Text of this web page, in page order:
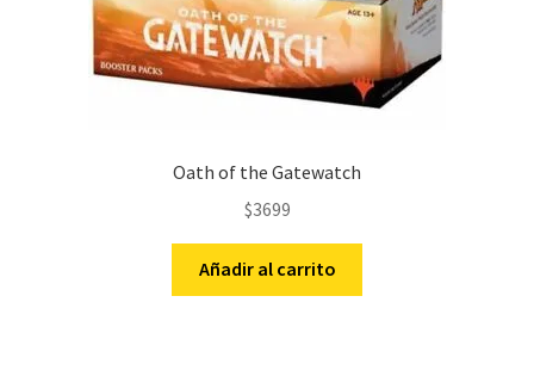
Oath of the Gatewatch
$3699
Añadir al carrito